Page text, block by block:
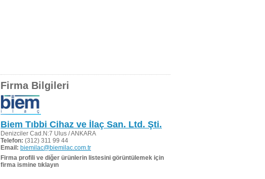
Firma Bilgileri
Biem Tıbbi Cihaz ve İlaç San. Ltd. Şti.
Denizciler Cad.N:7 Ulus / ANKARA
Telefon: (312) 311 99 44
Email: biemilac@biemilac.com.tr
Firma profili ve diğer ürünlerin listesini görüntülemek için
firma ismine tıklayın